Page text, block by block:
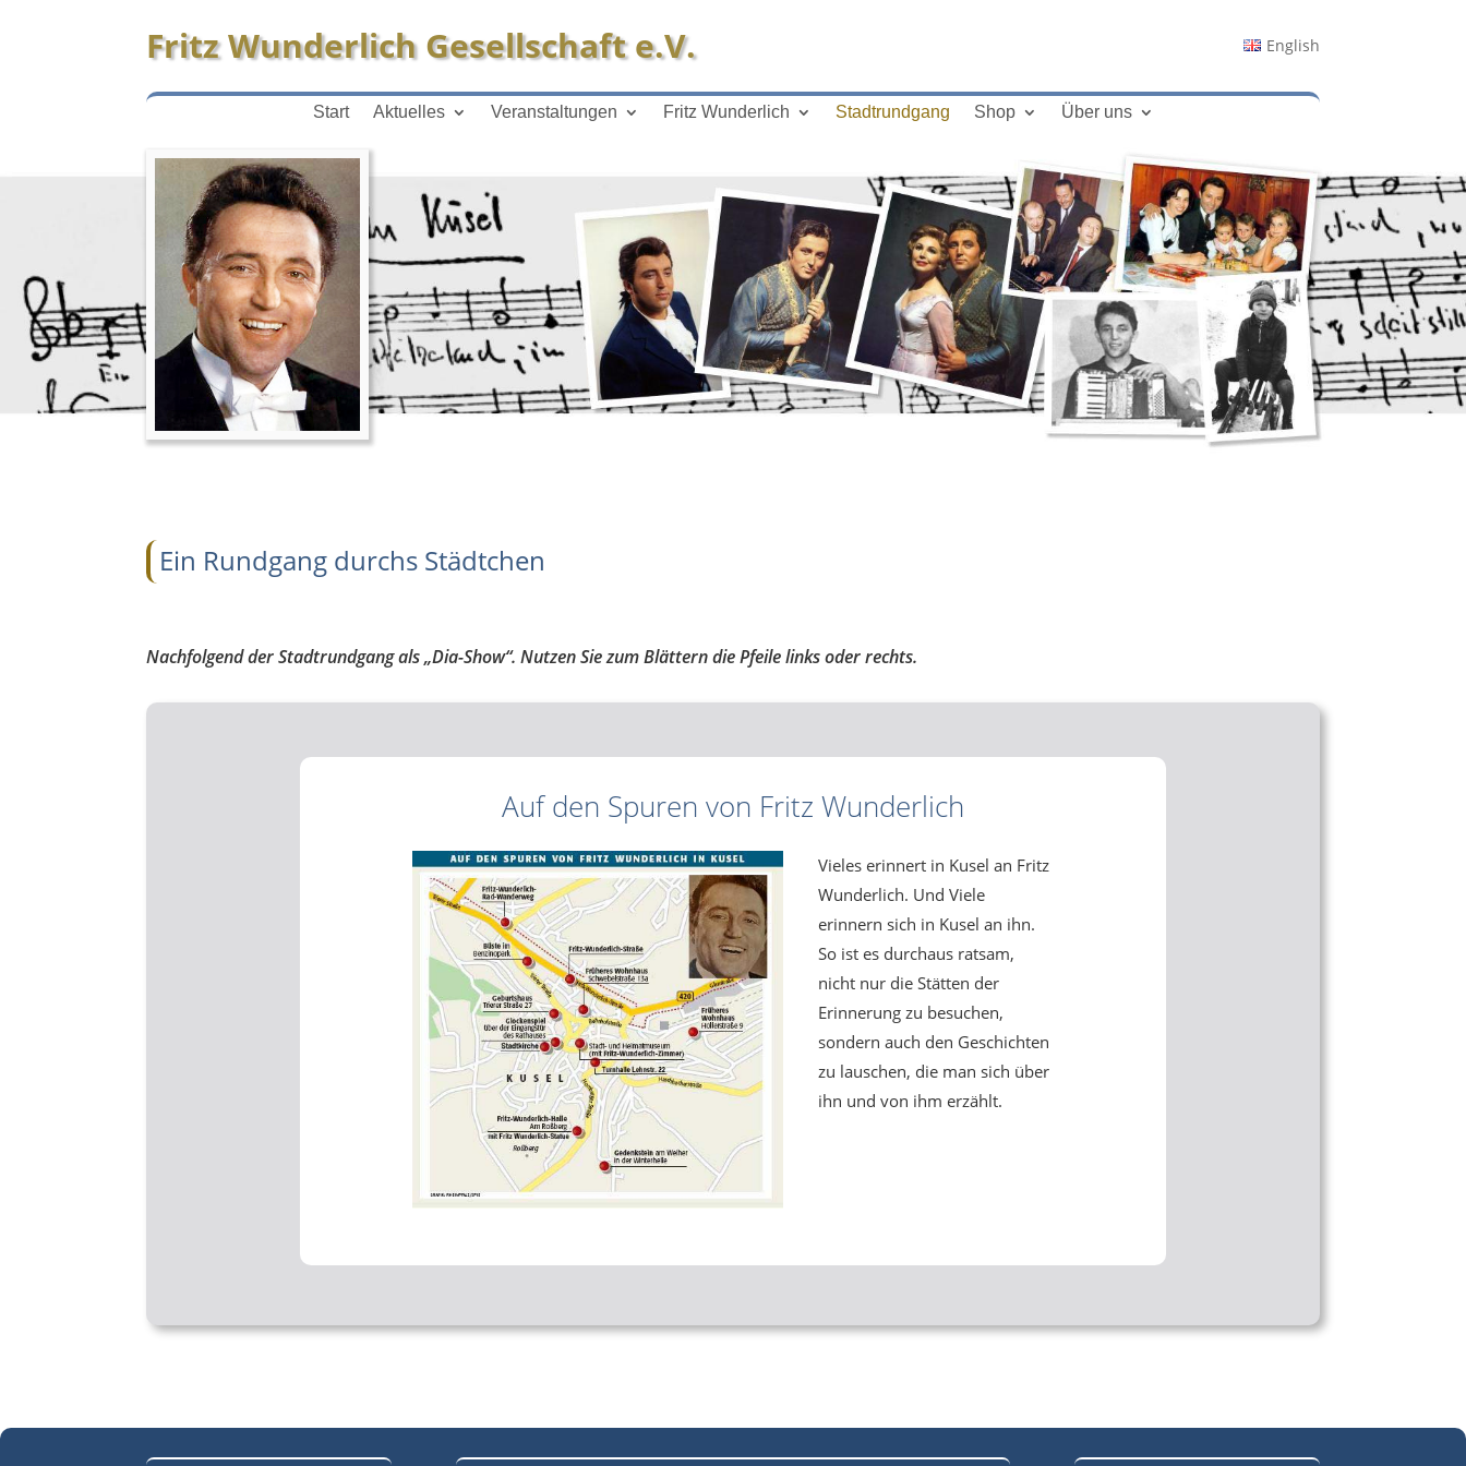
Fritz Wunderlich Gesellschaft e.V. English
Start Aktuelles Veranstaltungen Fritz Wunderlich Stadtrundgang Shop Über uns
Ein Rundgang durchs Städtchen
Nachfolgend der Stadtrundgang als „Dia-Show“. Nutzen Sie zum Blättern die Pfeile links oder rechts.
Auf den Spuren von Fritz Wunderlich
Vieles erinnert in Kusel an Fritz
Wunderlich. Und Viele
erinnern sich in Kusel an ihn.
So ist es durchaus ratsam,
nicht nur die Stätten der
Erinnerung zu besuchen,
sondern auch den Geschichten
zu lauschen, die man sich über
ihn und von ihm erzählt.